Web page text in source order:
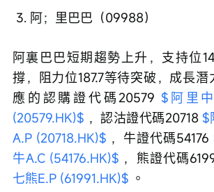
3. 阿；里巴巴（09988）
阿裏巴巴短期趨勢上升，支持位
撐，阻力位187.7等待突破，成長
應的認購證代碼20579 $阿里
(20579.HK)$ ，認沽證代碼20718 $
A.P (20718.HK)$ ，牛證代碼54176
牛A.C (54176.HK)$ ，熊證代碼
七熊E.P (61991.HK)$ 。